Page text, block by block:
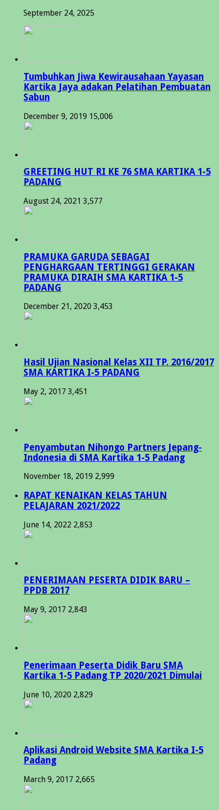
September 24, 2025
Tumbuhkan Jiwa Kewirausahaan Yayasan
Kartika Jaya adakan Pelatihan Pembuatan
Sabun
December 9, 2019 15,006
GREETING HUT RI KE 76 SMA KARTIKA 1-5
PADANG
August 24, 2021 3,577
PRAMUKA GARUDA SEBAGAI
PENGHARGAAN TERTINGGI GERAKAN
PRAMUKA DIRAIH SMA KARTIKA 1-5
PADANG
December 21, 2020 3,453
Hasil Ujian Nasional Kelas XII TP. 2016/2017
SMA KARTIKA I-5 PADANG
May 2, 2017 3,451
Penyambutan Nihongo Partners Jepang-
Indonesia di SMA Kartika 1-5 Padang
November 18, 2019 2,999
RAPAT KENAIKAN KELAS TAHUN
PELAJARAN 2021/2022
June 14, 2022 2,853
PENERIMAAN PESERTA DIDIK BARU –
PPDB 2017
May 9, 2017 2,843
Penerimaan Peserta Didik Baru SMA
Kartika 1-5 Padang TP 2020/2021 Dimulai
June 10, 2020 2,829
Aplikasi Android Website SMA Kartika I-5
Padang
March 9, 2017 2,665